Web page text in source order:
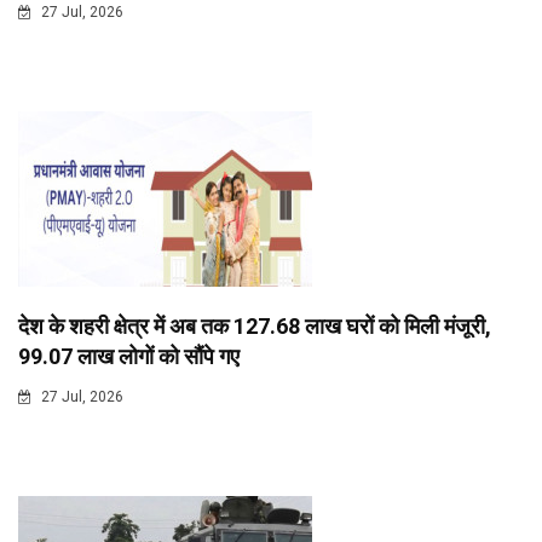
27 Jul, 2026
देश के शहरी क्षेत्र में अब तक 127.68 लाख घरों को मिली मंजूरी,
99.07 लाख लोगों को सौंपे गए
27 Jul, 2026